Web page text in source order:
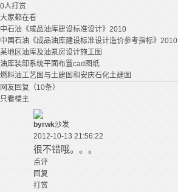
0人打赏
大家都在看
中石油《成品油库建设标准设计》2010
中国石油《成品油库建设标准设计造价参考指标》2010
某地区油库及油泵房设计施工图
油库装卸系统平面布置cad图纸
燃料油工艺图与土建图和安庆石化土建图
网友回复（10条）
只看楼主
byrwk沙发
2012-10-13 21:56:22
很不错哦。。。
点评
回复
打赏